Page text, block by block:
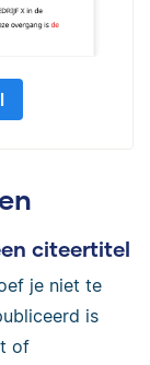
citeertitel
je niet te
is
of